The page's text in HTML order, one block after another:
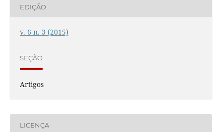
EDIÇÃO
v. 6 n. 3 (2015)
SEÇÃO
Artigos
LICENÇA